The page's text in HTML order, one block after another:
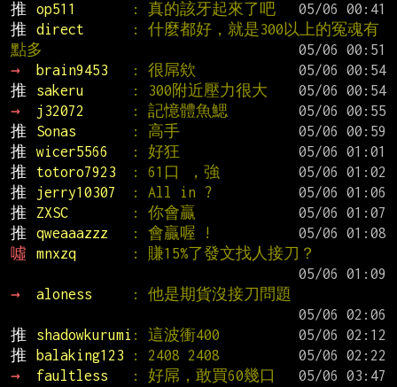
推
op511 : 真的該牙起來了吧
推
direct
: 什麼都好，就是300以上的冤魂有
點多
→
brain9453 : 很屌欸
推
sakeru : 300附近壓力很大
→
j32072 : 記憶體魚鰓
推
Sonas : 高手
推
wicer5566 : 好狂
推
totoro7923 : 61口 ，強
推
jerry10307 : All in ?
推
ZXSC : 你會贏
推
qweaaazzz : 會贏喔 !
噓
mnxzq
: 賺15%了發文找人接刀？
→
aloness
: 他是期貨沒接刀問題
推
shadowkurumi : 這波衝400
推
balaking123 : 2408 2408
→
faultless : 好屌，敢買60幾口